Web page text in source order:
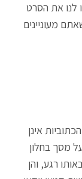
לנו את הסרט
מעוניינים
אינן
מסך בחלון
רגע, והן